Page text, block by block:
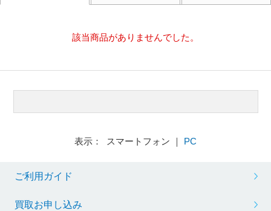
該当商品がありませんでした。
表示： スマートフォン ｜ PC
ご利用ガイド
買取お申し込み